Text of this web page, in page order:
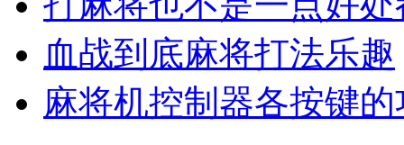
血战到底麻将打法乐趣
麻将机控制器各按键